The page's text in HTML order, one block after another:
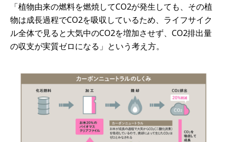
「植物由来の燃料を燃焼してCO2が発生しても、その植
物は成長過程でCO2を吸収しているため、ライフサイク
ル全体で見ると大気中のCO2を増加させず、CO2排出量
の収支が実質ゼロになる」という考え方。